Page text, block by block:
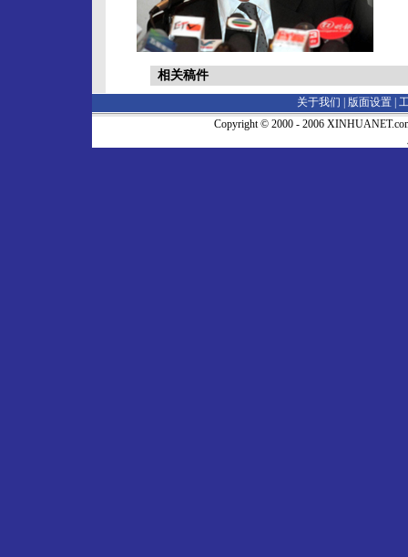
相关稿件
关于我们 | 版面设置
Copyright © 2000 - 2006